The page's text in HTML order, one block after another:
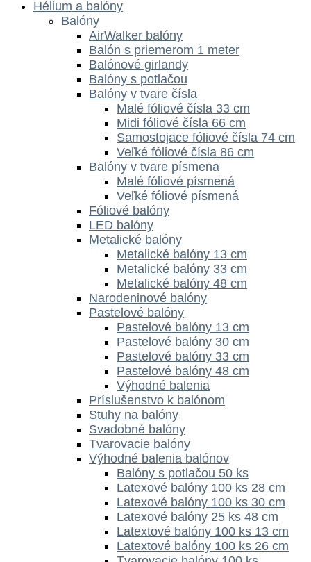
Hélium a balóny
Balóny
AirWalker balóny
Balón s priemerom 1 meter
Balónové girlandy
Balóny s potlačou
Balóny v tvare čísla
Malé fóliové čísla 33 cm
Midi fóliové čísla 66 cm
Samostojace fóliové čísla 74 cm
Veľké fóliové čísla 86 cm
Balóny v tvare písmena
Malé fóliové písmená
Veľké fóliové písmená
Fóliové balóny
LED balóny
Metalické balóny
Metalické balóny 13 cm
Metalické balóny 33 cm
Metalické balóny 48 cm
Narodeninové balóny
Pastelové balóny
Pastelové balóny 13 cm
Pastelové balóny 30 cm
Pastelové balóny 33 cm
Pastelové balóny 48 cm
Výhodné balenia
Príslušenstvo k balónom
Stuhy na balóny
Svadobné balóny
Tvarovacie balóny
Výhodné balenia balónov
Balóny s potlačou 50 ks
Latexové balóny 100 ks 28 cm
Latexové balóny 100 ks 30 cm
Latexové balóny 25 ks 48 cm
Latextové balóny 100 ks 13 cm
Latextové balóny 100 ks 26 cm